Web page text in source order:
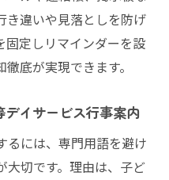
き違いや見落としを防げ
固定しリマインダーを設
底が実現できます。
イサービス行事案内
るには、専門用語を避け
大切です。理由は、子ど